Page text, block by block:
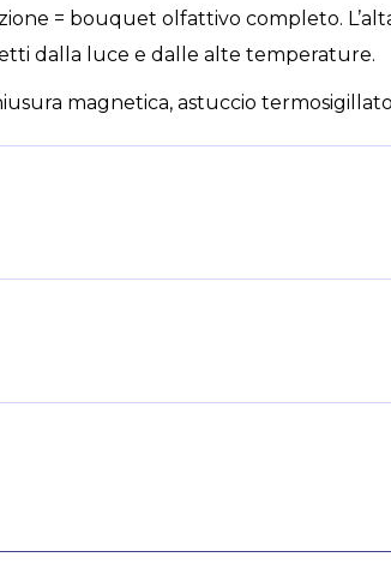
= bouquet olfattivo completo.
dalla luce e dalle alte temperature.
magnetica, astuccio